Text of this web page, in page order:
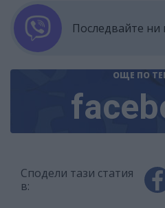
Последвайте ни
ОЩЕ ПО
Сподели тази статия
в: